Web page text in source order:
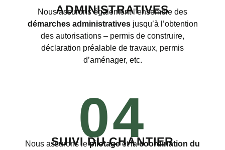
ADMINISTRATIVES
Nous assurons également l’ensemble des
démarches administrativesjusqu’à l’obtention
des autorisations – permis de construire,
déclaration préalable de travaux, permis
d’aménager, etc.
SUIVI DU CHANTIER
Nous assurons lepilotageet lacoordination du
04